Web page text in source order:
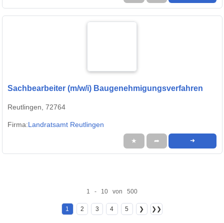
Sachbearbeiter (m/w/i) Baugenehmigungsverfahren
Reutlingen, 72764
Firma:Landratsamt Reutlingen
★ ➦ ➜
1 - 10 von 500
1 2 3 4 5 ❯ ❯❯